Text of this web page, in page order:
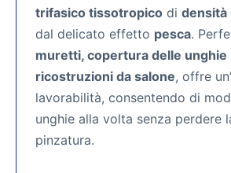
trifasico tissotropico di densità
dal delicato effetto pesca.
muretti, copertura delle unghie
ricostruzioni da salone, offre
lavorabilità, consentendo di
unghie alla volta senza perdere
pinzatura.